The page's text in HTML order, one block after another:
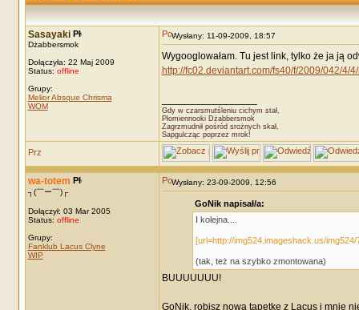
Sasayaki
Dżabbersmok
Dołączyła: 22 Maj 2009
Status: offline
Grupy:
Melior Absque Chrisma
WOM
Wysłany: 11-09-2009, 18:57
Wygooglowałam. Tu jest link, tylko że ja ją
http://fc02.deviantart.com/fs40/f/2009/042/
Gdy w czarsmutśleniu cichym stał,
Płomiennooki Dżabbersmok
Zagrzmudnił pośród srożnych skał,
Sapgulcząc poprzez mrok!
wa-totem
┐(￣ー￣)┌
Dołączył: 03 Mar 2005
Status: offline
Grupy:
Fanklub Lacus Clyne
WIP
Wysłany: 23-09-2009, 12:56
GoNik napisał/a:
I kolejna....
[url=http://img524.imageshack.us/
(tak, też na szybko zmontowana)
BUUUUUUU!
GoNik, robisz nową tapetkę z Lacus i mnie